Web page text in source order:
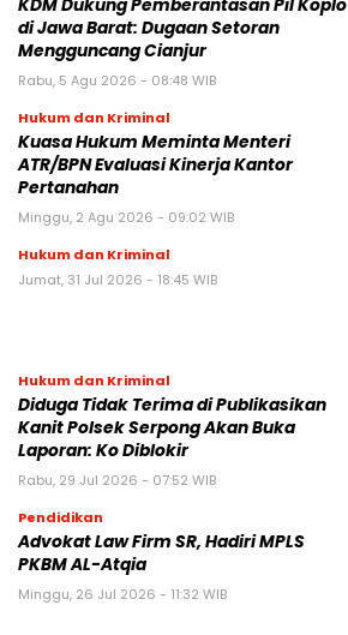
KDM Dukung Pemberantasan Pil Koplo
di Jawa Barat: Dugaan Setoran
Mengguncang Cianjur
Rabu, 5 Agu 2026 - 08:48 WIB
Hukum dan Kriminal
Kuasa Hukum Meminta Menteri
ATR/BPN Evaluasi Kinerja Kantor
Pertanahan
Minggu, 2 Agu 2026 - 09:02 WIB
Hukum dan Kriminal
Jumat, 31 Jul 2026 - 18:45 WIB
Hukum dan Kriminal
Diduga Tidak Terima di Publikasikan
Kanit Polsek Serpong Akan Buka
Laporan: Ko Diblokir
Rabu, 29 Jul 2026 - 07:52 WIB
Pendidikan
Advokat Law Firm SR, Hadiri MPLS
PKBM AL-Atqia
Minggu, 26 Jul 2026 - 11:32 WIB